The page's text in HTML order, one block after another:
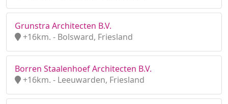
Grunstra Architecten B.V.
+16km. - Bolsward, Friesland
Borren Staalenhoef Architecten B.V.
+16km. - Leeuwarden, Friesland